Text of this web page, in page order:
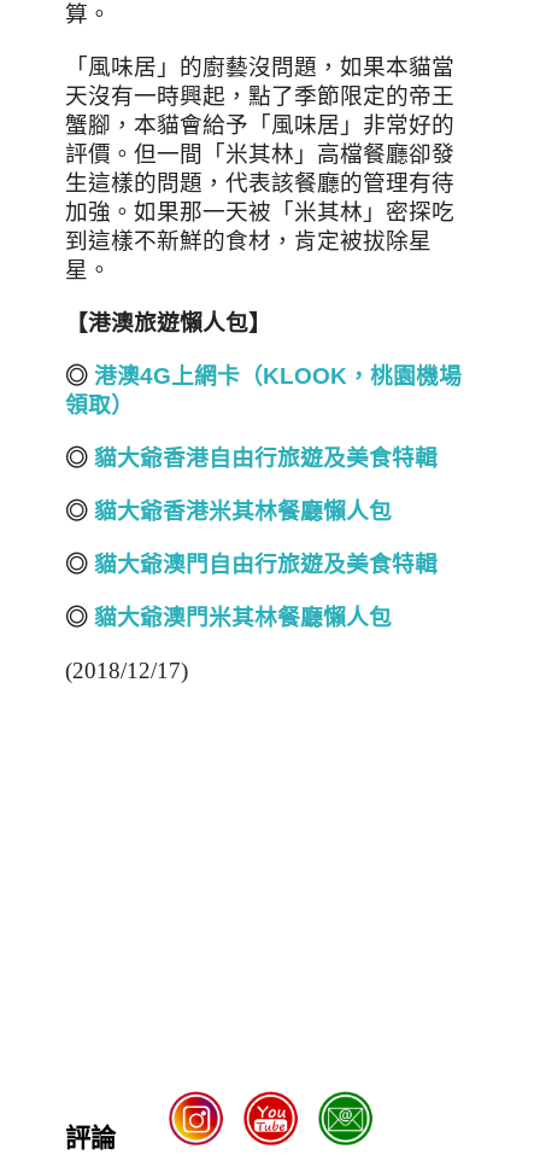
算。
「風味居」的廚藝沒問題 ， 如果本貓當
天沒有一時興起，點了季節限定的帝王
蟹腳，本貓會給予「風味居」非常好的
評價。但一間「米其林」高檔餐廳卻發
生這樣的問題，代表該餐廳的管理有待
加強。如果那一天被「米其林」密探吃
到這樣不新鮮的食材，肯定被拔除星
星。
【港澳旅遊懶人包】
◎ 港澳4G上網卡（KLOOK，桃園機場
領取）
◎ 貓大爺香港自由行旅遊及美食特輯
◎ 貓大爺香港米其林餐廳懶人包
◎ 貓大爺澳門自由行旅遊及美食特輯
◎ 貓大爺澳門米其林餐廳懶人包
(2018/12/17)
評論